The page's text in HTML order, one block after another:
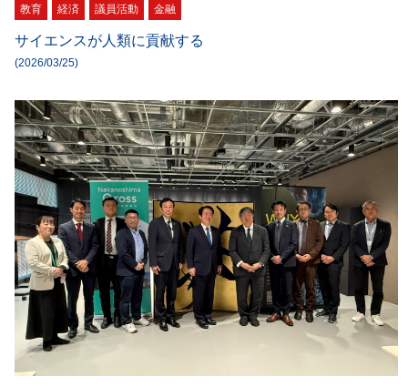
教育 経済 議員活動 金融
サイエンスが人類に貢献する
(2026/03/25)